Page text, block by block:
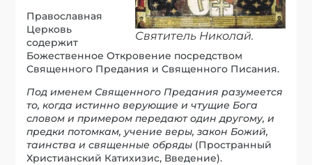
Святитель Николай.
Православная
Церковь
содержит
Божественное Откровение посредством
Священного Предания и Священного Писания.
Под именем Священного Предания разумеется
то, когда истинно верующие и чтущие Бога
словом и примером передают один другому, и
предки потомкам, учение веры, закон Божий,
таинства и священные обряды (Пространный
Христианский Катихизис, Введение).